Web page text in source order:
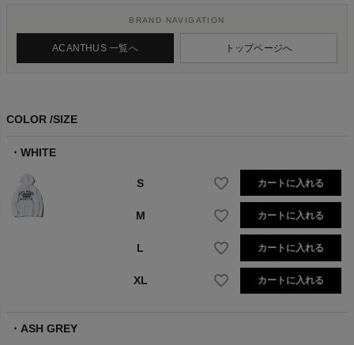
BRAND NAVIGATION
ACANTHUS 一覧へ トップページへ
COLOR SIZE
WHITE
S カートに入れる
M カートに入れる
L カートに入れる
XL カートに入れる
ASH GREY